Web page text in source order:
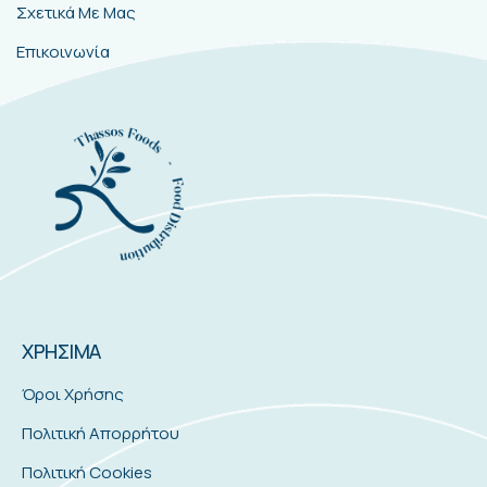
Σχετικά Με Μας
Επικοινωνία
ΧΡΗΣΙΜΑ
Όροι Χρήσης
Πολιτική Απορρήτου
Πολιτική Cookies